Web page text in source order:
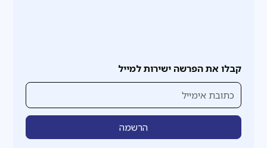
קבלו את הפרשה ישירות למייל